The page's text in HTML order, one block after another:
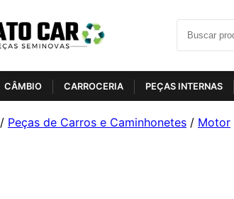
CÂMBIO CARROCERIA PEÇAS INTERNAS
/ Peças de Carros e Caminhonetes / Motor